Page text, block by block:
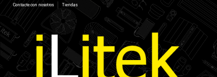
Contacte con nosotros Tiendas